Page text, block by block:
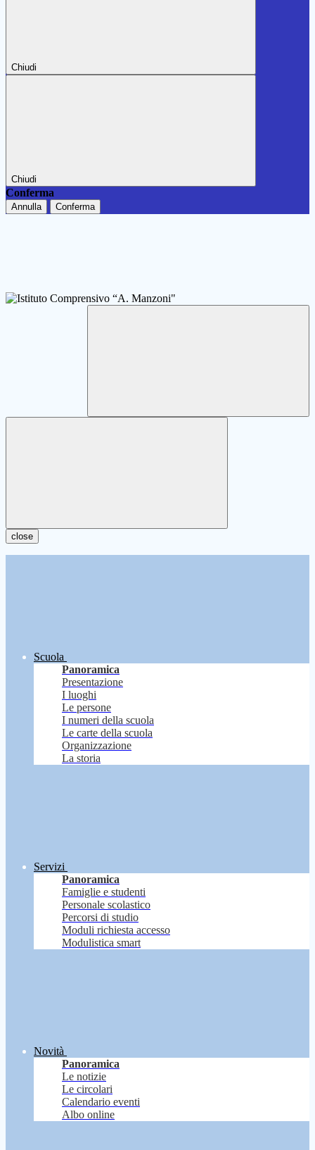
Chiudi
Chiudi
Conferma
Annulla Conferma
close
Scuola
Panoramica
Presentazione
I luoghi
Le persone
I numeri della scuola
Le carte della scuola
Organizzazione
La storia
Servizi
Panoramica
Famiglie e studenti
Personale scolastico
Percorsi di studio
Moduli richiesta accesso
Modulistica smart
Novità
Panoramica
Le notizie
Le circolari
Calendario eventi
Albo online